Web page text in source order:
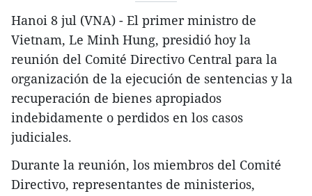
Hanoi 8 jul (VNA) - El primer ministro de
Vietnam, Le Minh Hung, presidió hoy la
reunión del Comité Directivo Central para la
organización de la ejecución de sentencias y la
recuperación de bienes apropiados
indebidamente o perdidos en los casos
judiciales.
Durante la reunión, los miembros del Comité
Directivo, representantes de ministerios,